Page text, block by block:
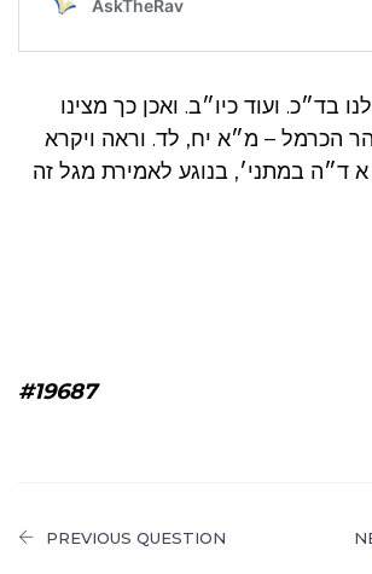
בד״כ. ועוד כיו״ב. ואכן כך מצינו
הכרמל – מ״א יח, לד. וראה ויקרא
ד״ה במתני׳, בנוגע לאמירת מגל זה
#19687
PREVIOUS QUESTION